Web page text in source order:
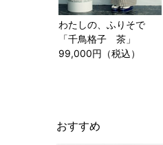
わたしの、ふりそで
「千鳥格子 茶」
99,000円（税込）
おすすめ